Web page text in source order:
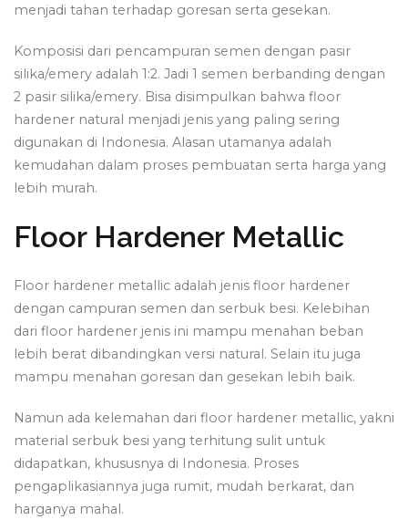
menjadi tahan terhadap goresan serta gesekan.
Komposisi dari pencampuran semen dengan pasir
silika/emery adalah 1:2. Jadi 1 semen berbanding dengan
2 pasir silika/emery. Bisa disimpulkan bahwa floor
hardener natural menjadi jenis yang paling sering
digunakan di Indonesia. Alasan utamanya adalah
kemudahan dalam proses pembuatan serta harga yang
lebih murah.
Floor Hardener Metallic
Floor hardener metallic adalah jenis floor hardener
dengan campuran semen dan serbuk besi. Kelebihan
dari floor hardener jenis ini mampu menahan beban
lebih berat dibandingkan versi natural. Selain itu juga
mampu menahan goresan dan gesekan lebih baik.
Namun ada kelemahan dari floor hardener metallic, yakni
material serbuk besi yang terhitung sulit untuk
didapatkan, khususnya di Indonesia. Proses
pengaplikasiannya juga rumit, mudah berkarat, dan
harganya mahal.